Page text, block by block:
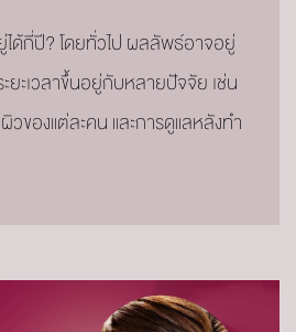
ได้กี่ปี? โดยทั่วไป ผลลัพธ์อาจอยู่
ยะเวลาขึ้นอยู่กับหลายปัจจัย เช่น
วของแต่ละคน และการดูแลหลังทำ